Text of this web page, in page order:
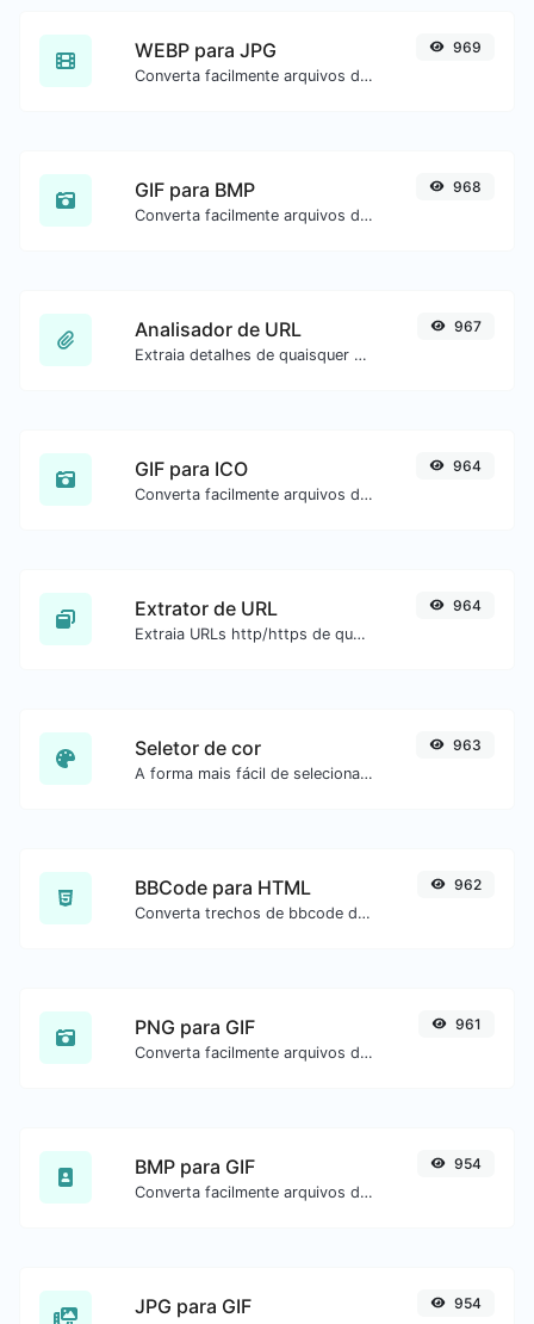
WEBP para JPG
Converta facilmente arquivos de imagem WEBP para JPG.
969
GIF para BMP
Converta facilmente arquivos de imagem GIF para BMP.
968
Analisador de URL
Extraia detalhes de quaisquer URLs.
967
GIF para ICO
Converta facilmente arquivos de imagem GIF para ICO.
964
Extrator de URL
Extraia URLs http/https de qualquer tipo de conteúdo de texto.
964
Seletor de cor
A forma mais fácil de selecionar uma cor na roda de cores e obter o resultado em qualquer formato.
963
BBCode para HTML
Converta trechos de bbcode de fóruns para código HTML bruto.
962
PNG para GIF
Converta facilmente arquivos de imagem PNG para GIF.
961
BMP para GIF
Converta facilmente arquivos de imagem BMP para GIF.
954
JPG para GIF 954